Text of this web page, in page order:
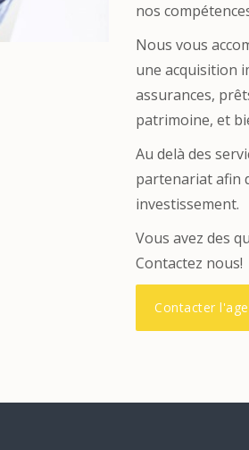
nos
Nous vous
une acquisition
assurances,
patrimoine, et
Au delà des
partenariat afin
investissement.
Vous avez des
Contactez nous!
Contacter